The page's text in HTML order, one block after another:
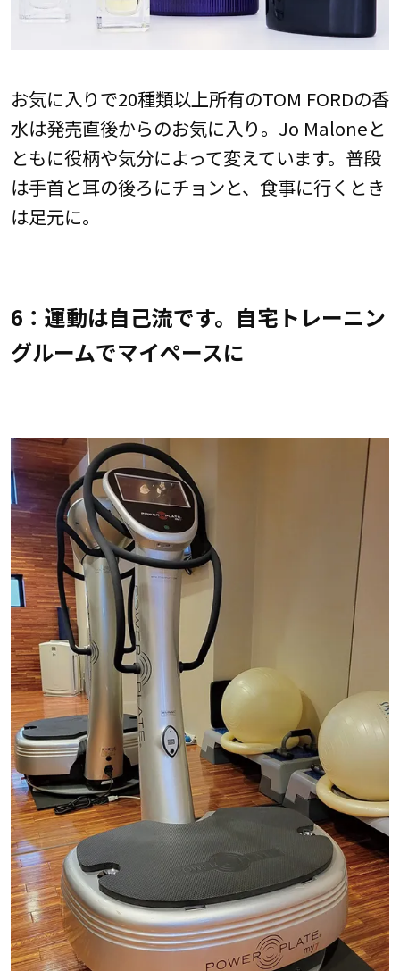
お気に入りで20種類以上所有のTOM FORDの香
水は発売直後からのお気に入り。Jo Maloneと
ともに役柄や気分によって変えています。普段
は手首と耳の後ろにチョンと、食事に行くとき
は足元に。
6：運動は自己流です。自宅トレーニン
グルームでマイペースに